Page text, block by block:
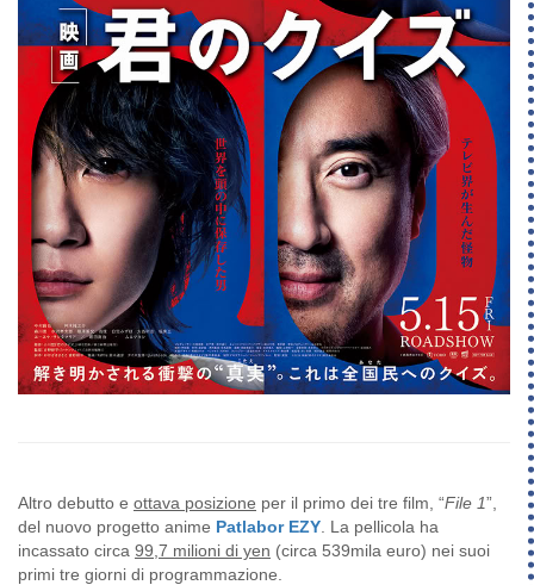
Altro debutto e ottava posizione per il primo dei tre film, “File 1”,
del nuovo progetto anime Patlabor EZY . La pellicola ha
incassato circa 99,7 milioni di yen (circa 539mila euro) nei suoi
primi tre giorni di programmazione.